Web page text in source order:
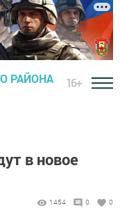
РАЙОНА 16+
в новое
1454 0 0